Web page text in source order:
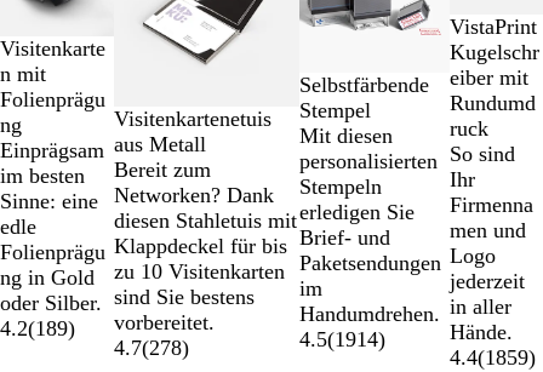
Visitenkarte
n mit
Folienprägu
ng
Einprägsam
im besten
Sinne: eine
edle
Folienprägu
ng in Gold
oder Silber.
4.2(189)
Visitenkartenetuis
aus Metall
Bereit zum
Networken? Dank
diesen Stahletuis mit
Klappdeckel für bis
zu 10 Visitenkarten
sind Sie bestens
vorbereitet.
4.7(278)
Selbstfärbende
Stempel
Mit diesen
personalisierten
Stempeln
erledigen Sie
Brief- und
Paketsendungen
im
Handumdrehen.
4.5(1914)
VistaPrint
Kugelschr
eiber mit
Rundumd
ruck
So sind
Ihr
Firmenna
men und
Logo
jederzeit
in aller
Hände.
4.4(1859)
4